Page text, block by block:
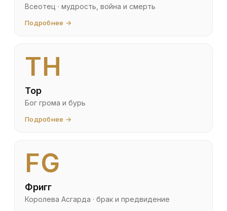
Всеотец · мудрость, война и смерть
Подробнее →
TH
Тор
Бог грома и бурь
Подробнее →
FG
Фригг
Королева Асгарда · брак и предвидение